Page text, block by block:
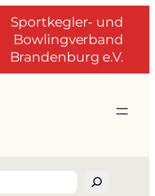
Sportkegler- und
Bowlingverband
Brandenburg e.V.